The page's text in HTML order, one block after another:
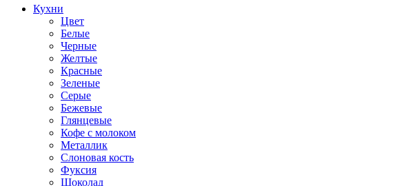
Кухни
Цвет
Белые
Черные
Желтые
Красные
Зеленые
Серые
Бежевые
Глянцевые
Кофе с молоком
Металлик
Слоновая кость
Фуксия
Шоколад